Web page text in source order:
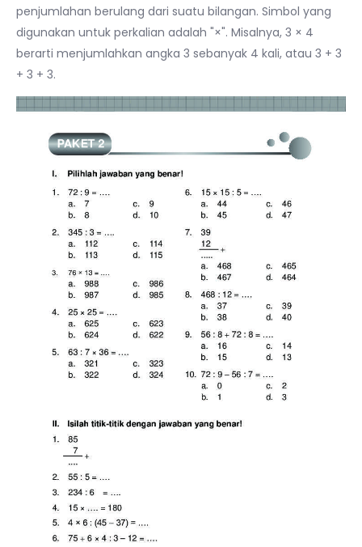
penjumlahan berulang dari suatu bilangan. Simbol yang
digunakan untuk perkalian adalah "×". Misalnya, 3 × 4
berarti menjumlahkan angka 3 sebanyak 4 kali, atau 3 + 3
+ 3 + 3.